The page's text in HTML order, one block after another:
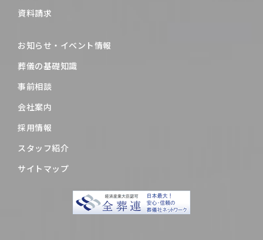
資料請求
お知らせ・イベント情報
葬儀の基礎知識
事前相談
会社案内
採用情報
スタッフ紹介
サイトマップ